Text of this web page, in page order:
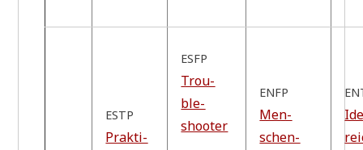
ESTP
Prak­ti­
ESFP
Trou­
ble­
shoo­ter
ENFP
Men­
schen­